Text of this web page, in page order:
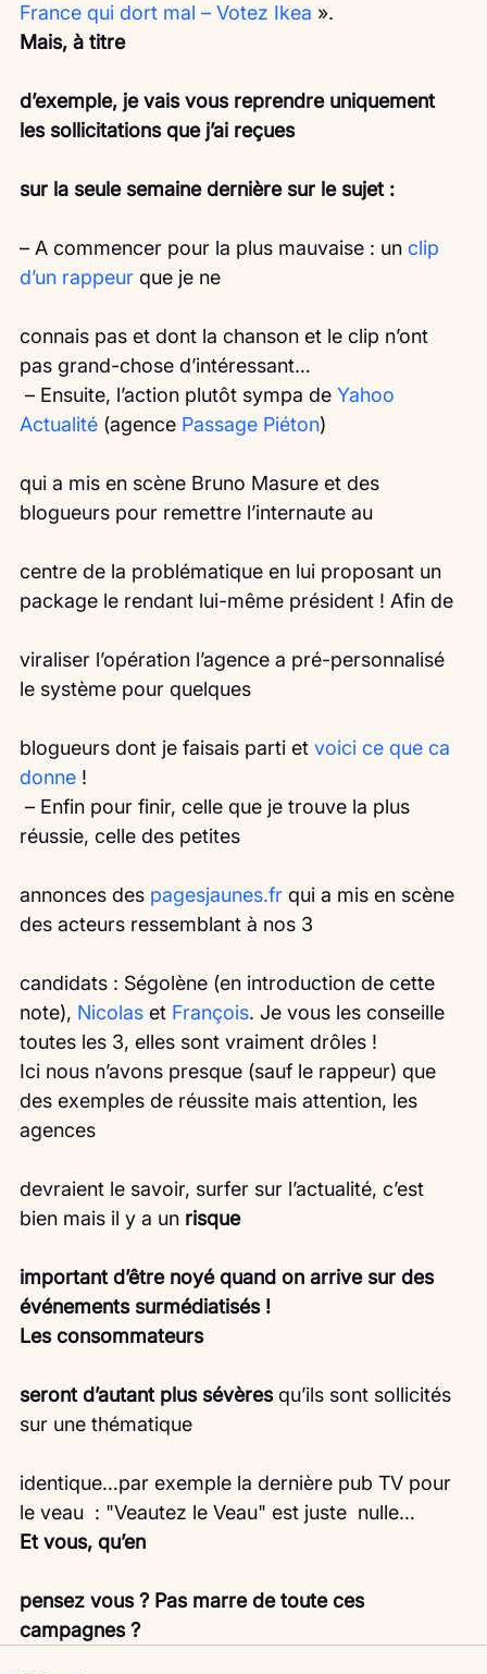
France qui dort mal – Votez Ikea ».
Mais, à titre
d’exemple, je vais vous reprendre uniquement
les sollicitations que j’ai reçues
sur la seule semaine dernière sur le sujet :
– A commencer pour la plus mauvaise : un clip
d’un rappeur que je ne
connais pas et dont la chanson et le clip n’ont
pas grand-chose d’intéressant…
– Ensuite, l’action plutôt sympa de Yahoo
Actualité (agence Passage Piéton)
qui a mis en scène Bruno Masure et des
blogueurs pour remettre l’internaute au
centre de la problématique en lui proposant un
package le rendant lui-même président ! Afin de
viraliser l’opération l’agence a pré-personnalisé
le système pour quelques
blogueurs dont je faisais parti et voici ce que ca
donne !
réussie, celle des petites
annonces des pagesjaunes.fr qui a mis en scène
des acteurs ressemblant à nos 3
candidats : Ségolène (en introduction de cette
note), Nicolas et François. Je vous les conseille
toutes les 3, elles sont vraiment drôles !
Ici nous n’avons presque (sauf le rappeur) que
des exemples de réussite mais attention, les
agences
devraient le savoir, surfer sur l’actualité, c’est
bien mais il y a un risque
important d’être noyé quand on arrive sur des
événements surmédiatisés !
Les consommateurs
seront d’autant plus sévères qu’ils sont sollicités
sur une thématique
identique…par exemple la dernière pub TV pour
le veau  : "Veautez le Veau" est juste  nulle…
Et vous, qu’en
pensez vous ? Pas marre de toute ces
campagnes ?